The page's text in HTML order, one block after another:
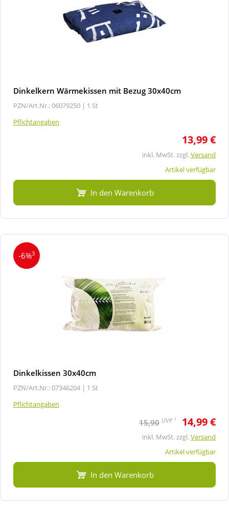
Dinkelkern Wärmekissen mit Bezug 30x40cm
PZN/Art.Nr.: 06079250 | 1 St
Pflichtangaben
13,99 €
inkl. MwSt. zzgl.Versand
Artikel verfügbar
In den Warenkorb
-6%3
Dinkelkissen 30x40cm
PZN/Art.Nr.: 07346204 | 1 St
Pflichtangaben
15,90 UVP 1 14,99 €
inkl. MwSt. zzgl.Versand
Artikel verfügbar
In den Warenkorb